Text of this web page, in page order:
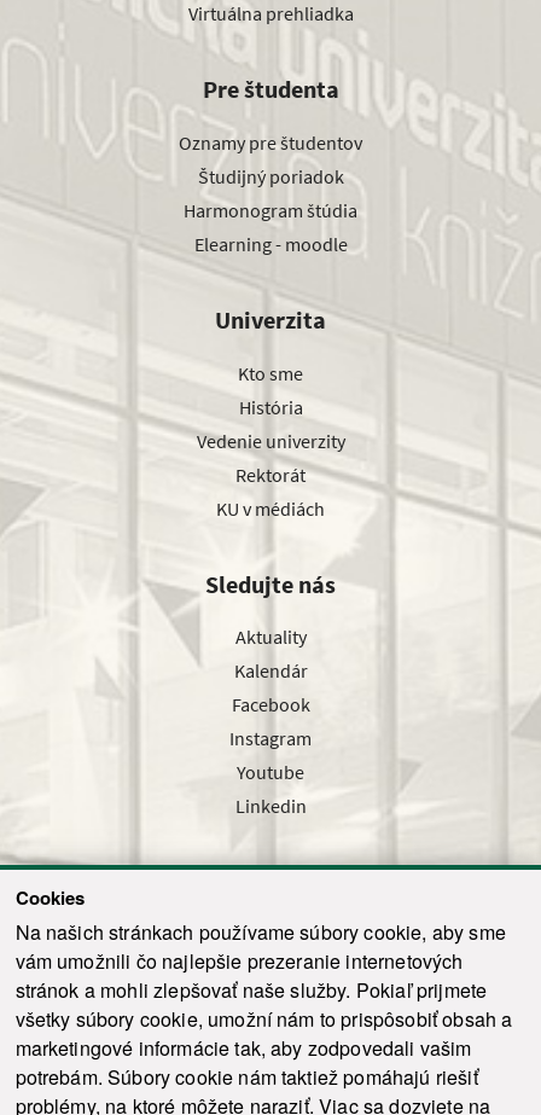
Cookies
Na našich stránkach používame súbory cookie, aby sme
vám umožnili čo najlepšie prezeranie internetových
stránok a mohli zlepšovať naše služby. Pokiaľ prijmete
všetky súbory cookie, umožní nám to prispôsobiť obsah a
marketingové informácie tak, aby zodpovedali vašim
potrebám. Súbory cookie nám taktiež pomáhajú riešiť
problémy, na ktoré môžete naraziť. Viac sa dozviete na
Virtuálna prehliadka
Pre študenta
Oznamy pre študentov
Študijný poriadok
Harmonogram štúdia
Elearning - moodle
Univerzita
Kto sme
História
Vedenie univerzity
Rektorát
KU v médiách
Sledujte nás
Aktuality
Kalendár
Facebook
Instagram
Youtube
Linkedin
Odoslať